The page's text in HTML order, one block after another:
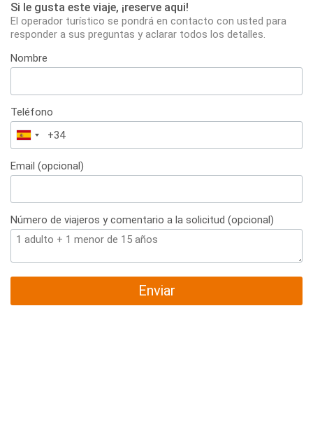
Si le gusta este viaje, ¡reserve aqui!
El operador turístico se pondrá en contacto con usted para
responder a sus preguntas y aclarar todos los detalles.
Nombre
Teléfono
España
+34
Email (opcional)
Número de viajeros y comentario a la solicitud (opcional)
Enviar